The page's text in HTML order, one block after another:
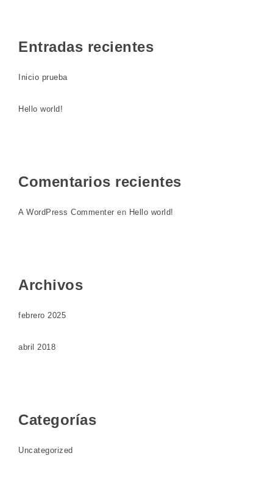
Entradas recientes
Inicio prueba
Hello world!
Comentarios recientes
A WordPress Commenter en Hello world!
Archivos
febrero 2025
abril 2018
Categorías
Uncategorized